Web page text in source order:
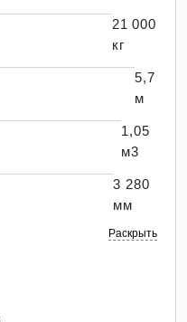
21 000
кг
5,7
м
1,05
м3
3 280
мм
Раскрыть